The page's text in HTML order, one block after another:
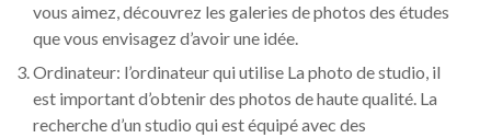
vous aimez, découvrez les galeries de photos des études
que vous envisagez d’avoir une idée.
Ordinateur: l’ordinateur qui utilise La photo de studio, il
est important d’obtenir des photos de haute qualité. La
recherche d’un studio qui est équipé avec des